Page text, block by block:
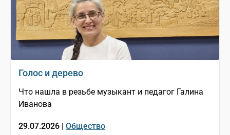
Голос и дерево
Что нашла в резьбе музыкант и педагог Галина
Иванова
29.07.2026 | Общество